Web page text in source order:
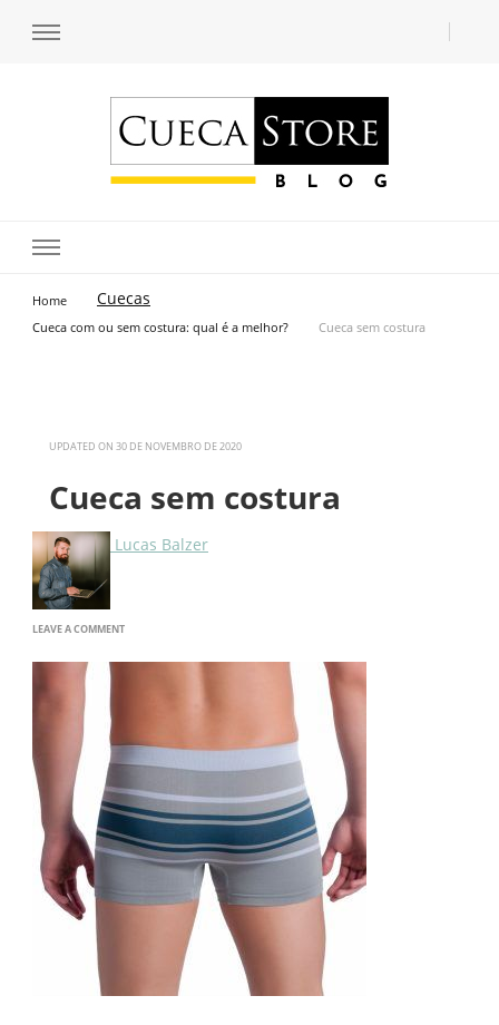
Home Cuecas
Cueca com ou sem costura: qual é a melhor? Cueca sem costura
UPDATED ON 30 DE NOVEMBRO DE 2020
Cueca sem costura
Lucas Balzer
LEAVE A COMMENTON
SEM